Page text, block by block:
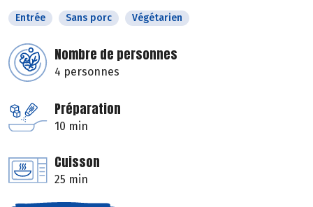
Entrée Sans porc Végétarien
Nombre de personnes
4 personnes
Préparation
10 min
Cuisson
25 min